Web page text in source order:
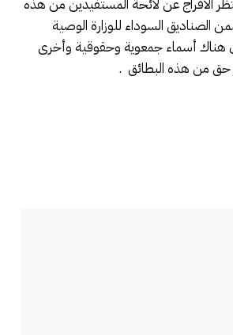
الافراج عن لائحة المستفيدين من هذه
الصناديق السوداء للوزارة الوصية
هناك أسماء جمعوية وحقوقية وأخرى
حق من هذه البطائق .